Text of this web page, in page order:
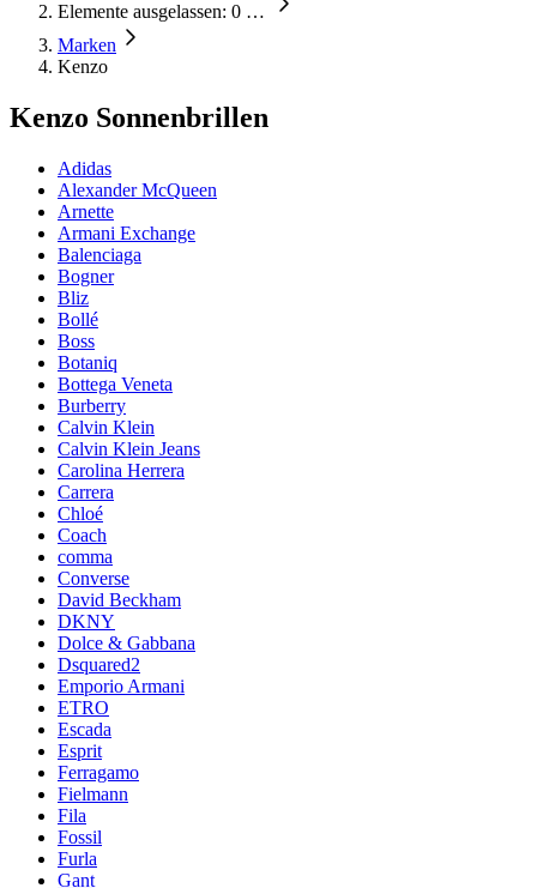
Elemente ausgelassen: 0 …
Marken
Kenzo
Kenzo Sonnenbrillen
Adidas
Alexander McQueen
Arnette
Armani Exchange
Balenciaga
Bogner
Bliz
Bollé
Boss
Botaniq
Bottega Veneta
Burberry
Calvin Klein
Calvin Klein Jeans
Carolina Herrera
Carrera
Chloé
Coach
comma
Converse
David Beckham
DKNY
Dolce & Gabbana
Dsquared2
Emporio Armani
ETRO
Escada
Esprit
Ferragamo
Fielmann
Fila
Fossil
Furla
Gant